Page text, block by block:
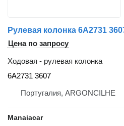
Цена по запросу
Ходовая - рулевая колонка
6A2731 3607
Португалия, ARGONCILHE
Manaiacar